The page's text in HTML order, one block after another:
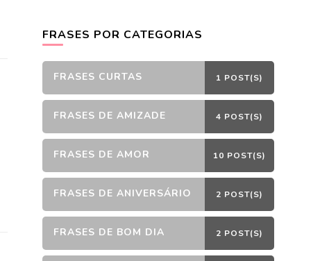
FRASES POR CATEGORIAS
FRASES CURTAS 1 POST(S)
FRASES DE AMIZADE 4 POST(S)
FRASES DE AMOR 10 POST(S)
FRASES DE ANIVERSÁRIO 2 POST(S)
FRASES DE BOM DIA 2 POST(S)